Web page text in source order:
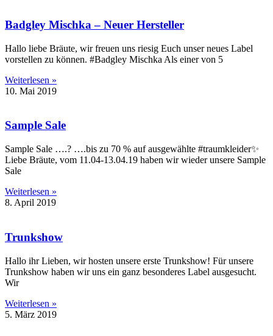
Badgley Mischka – Neuer Hersteller
Hallo liebe Bräute, wir freuen uns riesig Euch unser neues Label
vorstellen zu können. #Badgley Mischka Als einer von 5
Weiterlesen »
10. Mai 2019
Sample Sale
Sample Sale ….? ….bis zu 70 % auf ausgewählte #traumkleider✨
Liebe Bräute, vom 11.04-13.04.19 haben wir wieder unsere Sample
Sale
Weiterlesen »
8. April 2019
Trunkshow
Hallo ihr Lieben, wir hosten unsere erste Trunkshow! Für unsere
Trunkshow haben wir uns ein ganz besonderes Label ausgesucht.
Wir
Weiterlesen »
5. März 2019